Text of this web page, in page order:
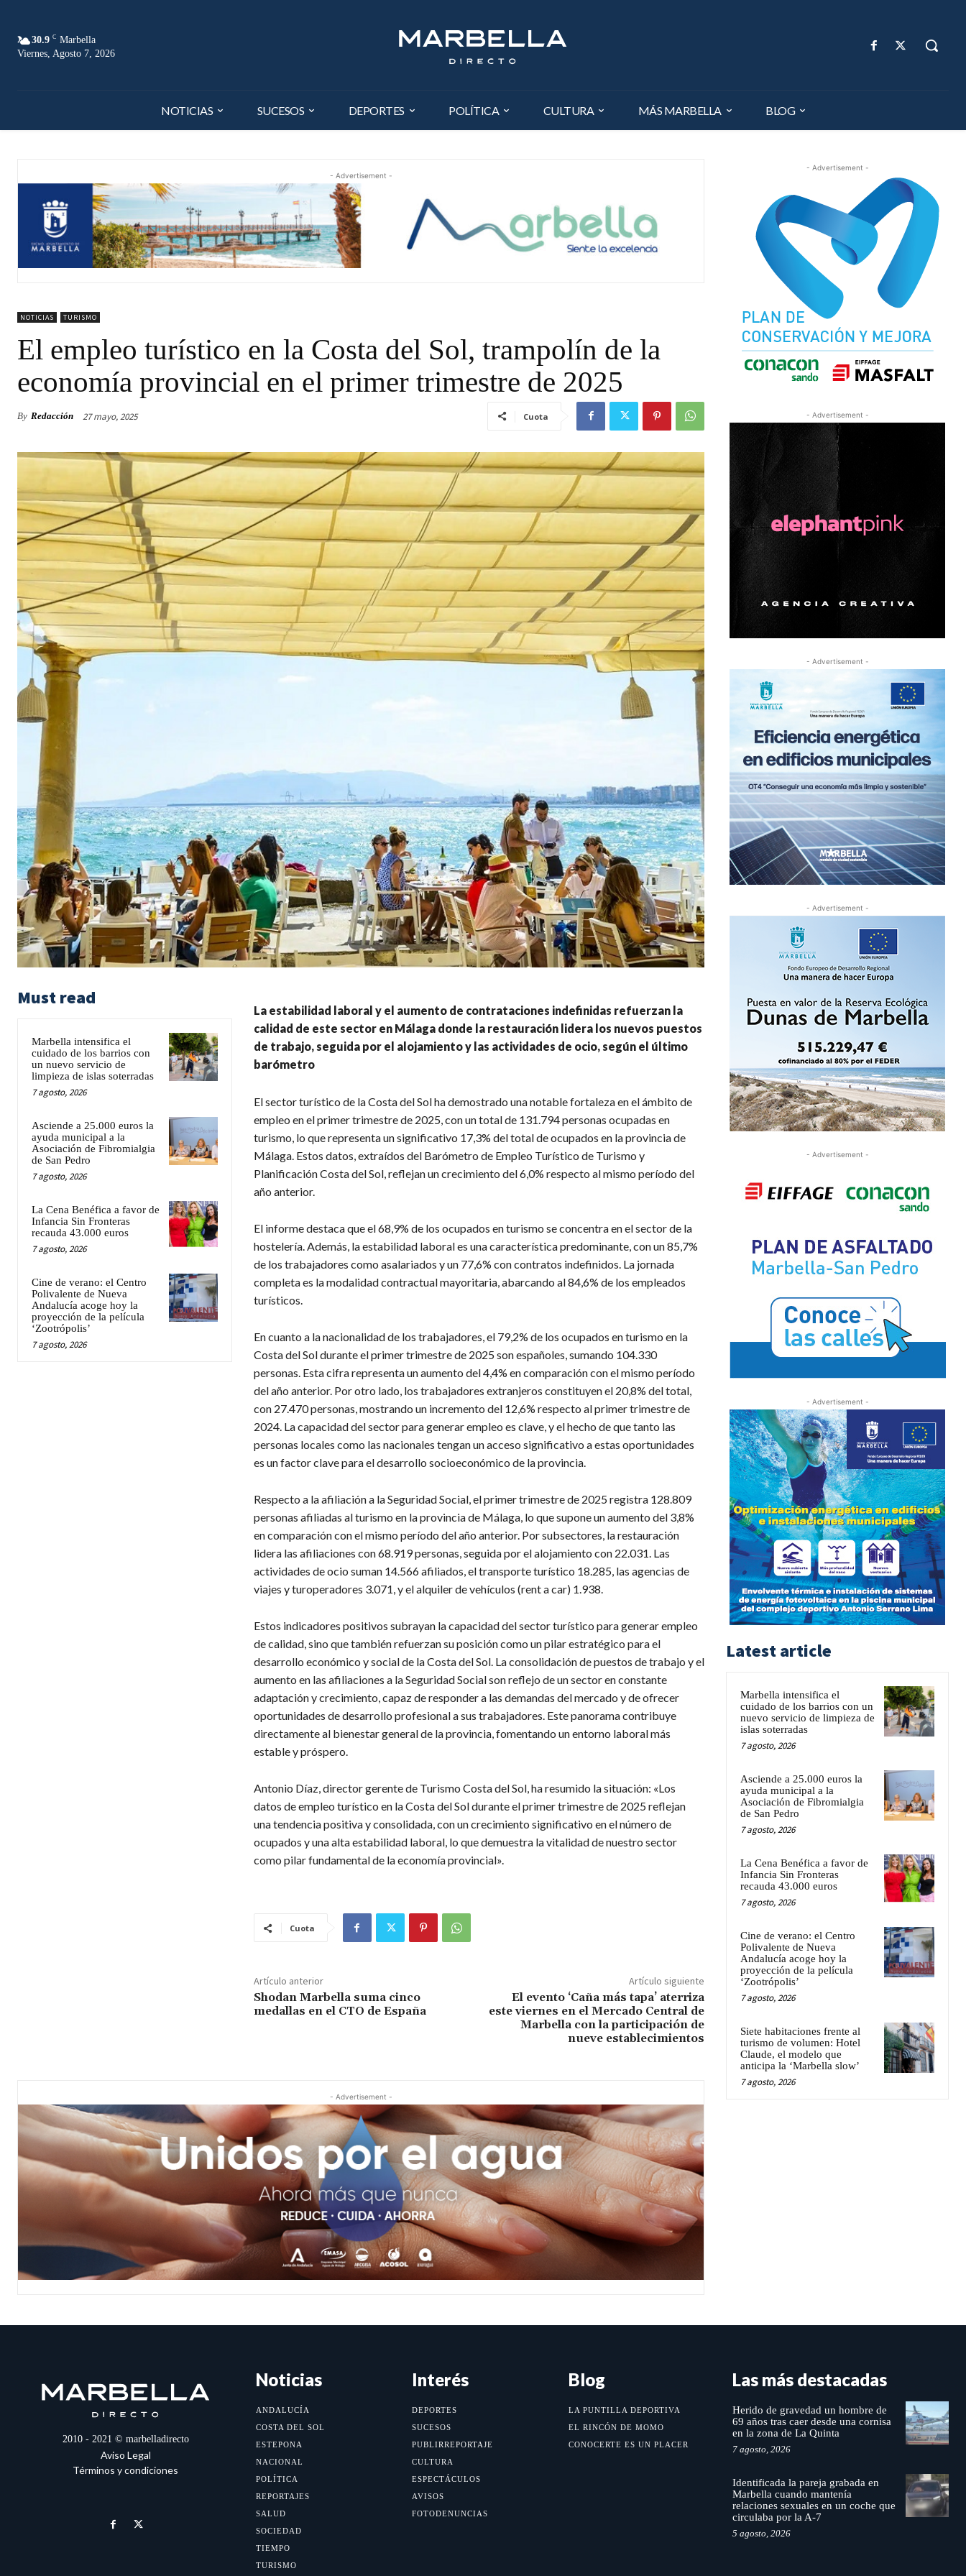
30.9 C Marbella
Viernes, Agosto 7, 2026
NOTICIAS SUCESOS DEPORTES POLÍTICA CULTURA MÁS MARBELLA BLOG
- Advertisement -
NOTICIAS TURISMO
El empleo turístico en la Costa del Sol, trampolín de la
economía provincial en el primer trimestre de 2025
By Redacción 27 mayo, 2025 Cuota
Must read
Marbella intensifica el
cuidado de los barrios con
un nuevo servicio de
limpieza de islas soterradas
7 agosto, 2026
Asciende a 25.000 euros la
ayuda municipal a la
Asociación de Fibromialgia
de San Pedro
7 agosto, 2026
La Cena Benéfica a favor de
Infancia Sin Fronteras
recauda 43.000 euros
7 agosto, 2026
Cine de verano: el Centro
Polivalente de Nueva
Andalucía acoge hoy la
proyección de la película
‘Zootrópolis’
7 agosto, 2026
La estabilidad laboral y el aumento de contrataciones indefinidas refuerzan la
calidad de este sector en Málaga donde la restauración lidera los nuevos puestos
de trabajo, seguida por el alojamiento y las actividades de ocio, según el último
barómetro
El sector turístico de la Costa del Sol ha demostrado una notable fortaleza en el ámbito de
empleo en el primer trimestre de 2025, con un total de 131.794 personas ocupadas en
turismo, lo que representa un significativo 17,3% del total de ocupados en la provincia de
Málaga. Estos datos, extraídos del Barómetro de Empleo Turístico de Turismo y
Planificación Costa del Sol, reflejan un crecimiento del 6,0% respecto al mismo período del
año anterior.
El informe destaca que el 68,9% de los ocupados en turismo se concentra en el sector de la
hostelería. Además, la estabilidad laboral es una característica predominante, con un 85,7%
de los trabajadores como asalariados y un 77,6% con contratos indefinidos. La jornada
completa es la modalidad contractual mayoritaria, abarcando al 84,6% de los empleados
turísticos.
En cuanto a la nacionalidad de los trabajadores, el 79,2% de los ocupados en turismo en la
Costa del Sol durante el primer trimestre de 2025 son españoles, sumando 104.330
personas. Esta cifra representa un aumento del 4,4% en comparación con el mismo período
del año anterior. Por otro lado, los trabajadores extranjeros constituyen el 20,8% del total,
con 27.470 personas, mostrando un incremento del 12,6% respecto al primer trimestre de
2024. La capacidad del sector para generar empleo es clave, y el hecho de que tanto las
personas locales como las nacionales tengan un acceso significativo a estas oportunidades
es un factor clave para el desarrollo socioeconómico de la provincia.
Respecto a la afiliación a la Seguridad Social, el primer trimestre de 2025 registra 128.809
personas afiliadas al turismo en la provincia de Málaga, lo que supone un aumento del 3,8%
en comparación con el mismo período del año anterior. Por subsectores, la restauración
lidera las afiliaciones con 68.919 personas, seguida por el alojamiento con 22.031. Las
actividades de ocio suman 14.566 afiliados, el transporte turístico 18.285, las agencias de
viajes y turoperadores 3.071, y el alquiler de vehículos (rent a car) 1.938.
Estos indicadores positivos subrayan la capacidad del sector turístico para generar empleo
de calidad, sino que también refuerzan su posición como un pilar estratégico para el
desarrollo económico y social de la Costa del Sol. La consolidación de puestos de trabajo y el
aumento en las afiliaciones a la Seguridad Social son reflejo de un sector en constante
adaptación y crecimiento, capaz de responder a las demandas del mercado y de ofrecer
oportunidades de desarrollo profesional a sus trabajadores. Este panorama contribuye
directamente al bienestar general de la provincia, fomentando un entorno laboral más
estable y próspero.
Antonio Díaz, director gerente de Turismo Costa del Sol, ha resumido la situación: «Los
datos de empleo turístico en la Costa del Sol durante el primer trimestre de 2025 reflejan
una tendencia positiva y consolidada, con un crecimiento significativo en el número de
ocupados y una alta estabilidad laboral, lo que demuestra la vitalidad de nuestro sector
como pilar fundamental de la economía provincial».
Cuota
Artículo anterior
Shodan Marbella suma cinco
medallas en el CTO de España
Artículo siguiente
El evento ‘Caña más tapa’ aterriza
este viernes en el Mercado Central de
Marbella con la participación de
nueve establecimientos
- Advertisement -
- Advertisement -
- Advertisement -
- Advertisement -
- Advertisement -
- Advertisement -
- Advertisement -
Latest article
Marbella intensifica el
cuidado de los barrios con un
nuevo servicio de limpieza de
islas soterradas
7 agosto, 2026
Asciende a 25.000 euros la
ayuda municipal a la
Asociación de Fibromialgia
de San Pedro
7 agosto, 2026
La Cena Benéfica a favor de
Infancia Sin Fronteras
recauda 43.000 euros
7 agosto, 2026
Cine de verano: el Centro
Polivalente de Nueva
Andalucía acoge hoy la
proyección de la película
‘Zootrópolis’
7 agosto, 2026
Siete habitaciones frente al
turismo de volumen: Hotel
Claude, el modelo que
anticipa la ‘Marbella slow’
7 agosto, 2026
2010 - 2021 © marbelladirecto
Aviso Legal
Términos y condiciones
Noticias
ANDALUCÍA
COSTA DEL SOL
ESTEPONA
NACIONAL
POLÍTICA
REPORTAJES
SALUD
SOCIEDAD
TIEMPO
TURISMO
Interés
DEPORTES
SUCESOS
PUBLIRREPORTAJE
CULTURA
ESPECTÁCULOS
AVISOS
FOTODENUNCIAS
Blog
LA PUNTILLA DEPORTIVA
EL RINCÓN DE MOMO
CONOCERTE ES UN PLACER
Las más destacadas
Herido de gravedad un hombre de
69 años tras caer desde una cornisa
en la zona de La Quinta
7 agosto, 2026
Identificada la pareja grabada en
Marbella cuando mantenía
relaciones sexuales en un coche que
circulaba por la A-7
5 agosto, 2026